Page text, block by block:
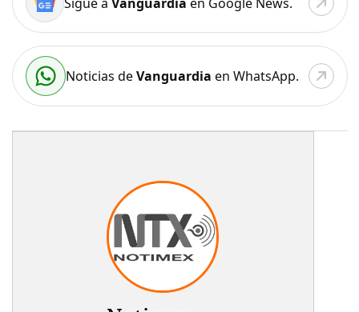
Noticias deVanguardia en WhatsApp.